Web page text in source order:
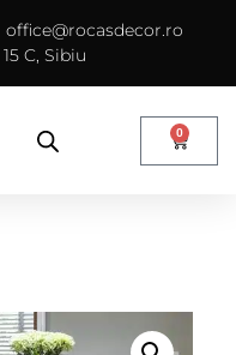
office@rocasdecor.ro
C, Sibiu
0